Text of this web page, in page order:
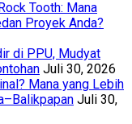
Tooth: Mana
Proyek Anda?
di PPU, Mudyat
Juli 30, 2026
Mana yang Lebih
Juli 30,